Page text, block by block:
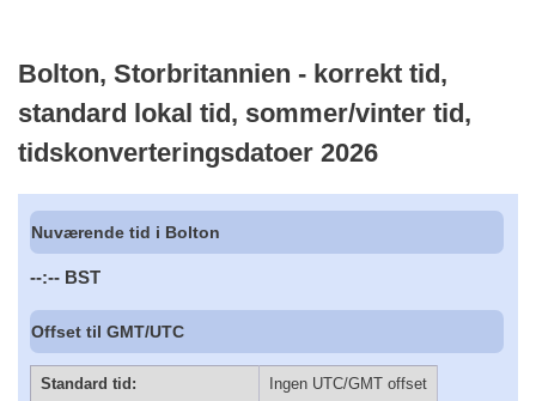
Bolton, Storbritannien - korrekt tid,
standard lokal tid, sommer/vinter tid,
tidskonverteringsdatoer 2026
Nuværende tid i Bolton
--:-- BST
Offset til GMT/UTC
Standard tid:
Ingen UTC/GMT offset